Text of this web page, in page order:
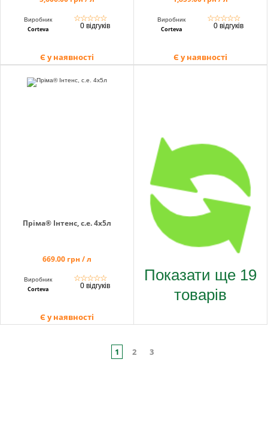
Виробник
Corteva
☆☆☆☆☆
0 відгуків
Є у наявності
Виробник
Corteva
☆☆☆☆☆
0 відгуків
Є у наявності
Пріма® Інтенс, с.е. 4х5л
669.00 грн / л
Виробник
Corteva
☆☆☆☆☆
0 відгуків
Є у наявності
Показати ще 19
товарів
1 2 3